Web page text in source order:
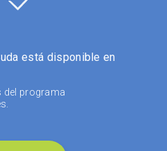
5
está disponible en
del programa